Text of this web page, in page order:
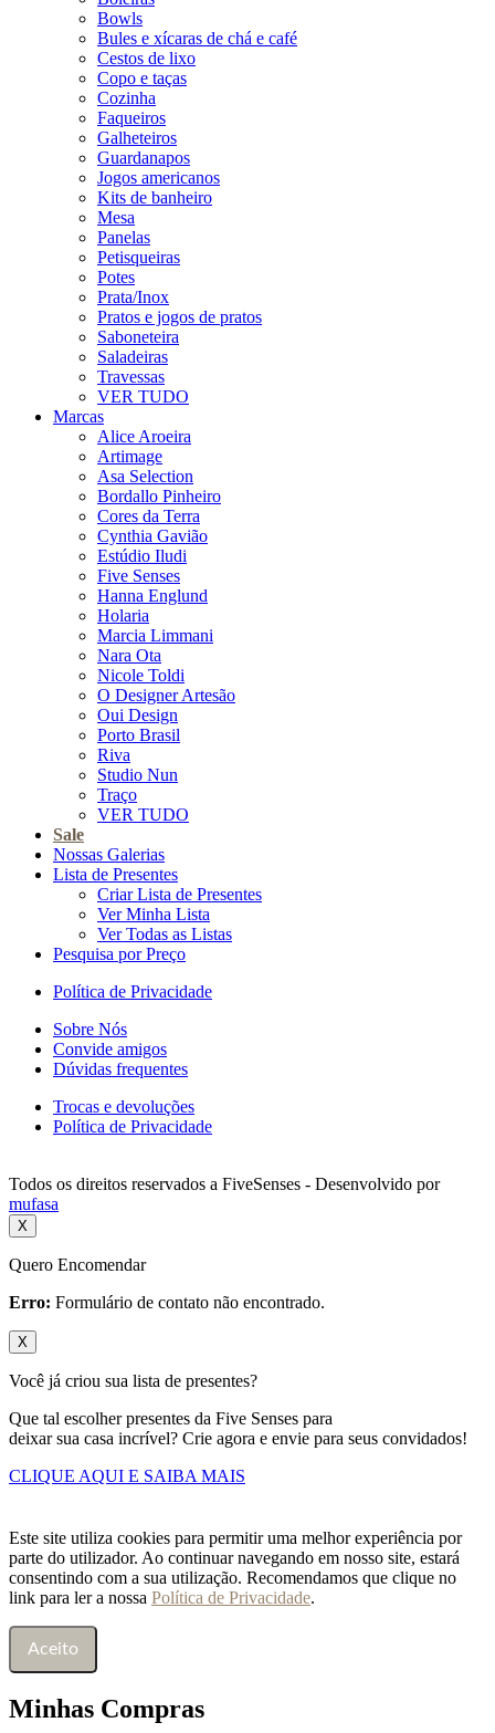
Bowls
Bules e xícaras de chá e café
Cestos de lixo
Copo e taças
Cozinha
Faqueiros
Galheteiros
Guardanapos
Jogos americanos
Kits de banheiro
Mesa
Panelas
Petisqueiras
Potes
Prata/Inox
Pratos e jogos de pratos
Saboneteira
Saladeiras
Travessas
VER TUDO
Marcas
Alice Aroeira
Artimage
Asa Selection
Bordallo Pinheiro
Cores da Terra
Cynthia Gavião
Estúdio Iludi
Five Senses
Hanna Englund
Holaria
Marcia Limmani
Nara Ota
Nicole Toldi
O Designer Artesão
Oui Design
Porto Brasil
Riva
Studio Nun
Traço
VER TUDO
Sale
Nossas Galerias
Lista de Presentes
Criar Lista de Presentes
Ver Minha Lista
Ver Todas as Listas
Pesquisa por Preço
Política de Privacidade
Sobre Nós
Convide amigos
Dúvidas frequentes
Trocas e devoluções
Política de Privacidade
Todos os direitos reservados a FiveSenses - Desenvolvido por
mufasa
X
Quero Encomendar
Erro: Formulário de contato não encontrado.
X
Você já criou sua lista de presentes?
Que tal escolher presentes da Five Senses para
deixar sua casa incrível? Crie agora e envie para seus convidados!
CLIQUE AQUI E SAIBA MAIS
Este site utiliza cookies para permitir uma melhor experiência por
parte do utilizador. Ao continuar navegando em nosso site, estará
consentindo com a sua utilização. Recomendamos que clique no
link para ler a nossa Política de Privacidade.
Aceito
Minhas Compras